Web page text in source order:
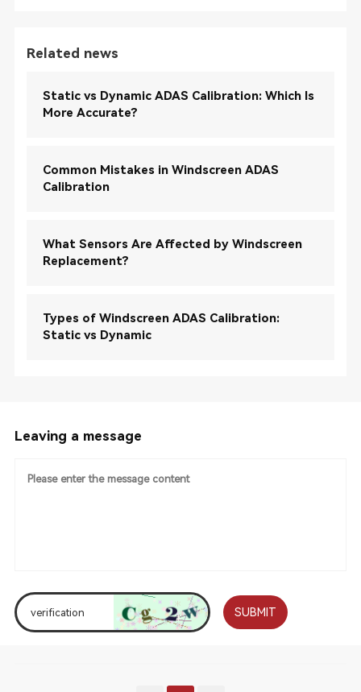
Related news
Static vs Dynamic ADAS Calibration: Which Is
More Accurate?
Common Mistakes in Windscreen ADAS
Calibration
What Sensors Are Affected by Windscreen
Replacement?
Types of Windscreen ADAS Calibration:
Static vs Dynamic
Leaving a message
SUBMIT